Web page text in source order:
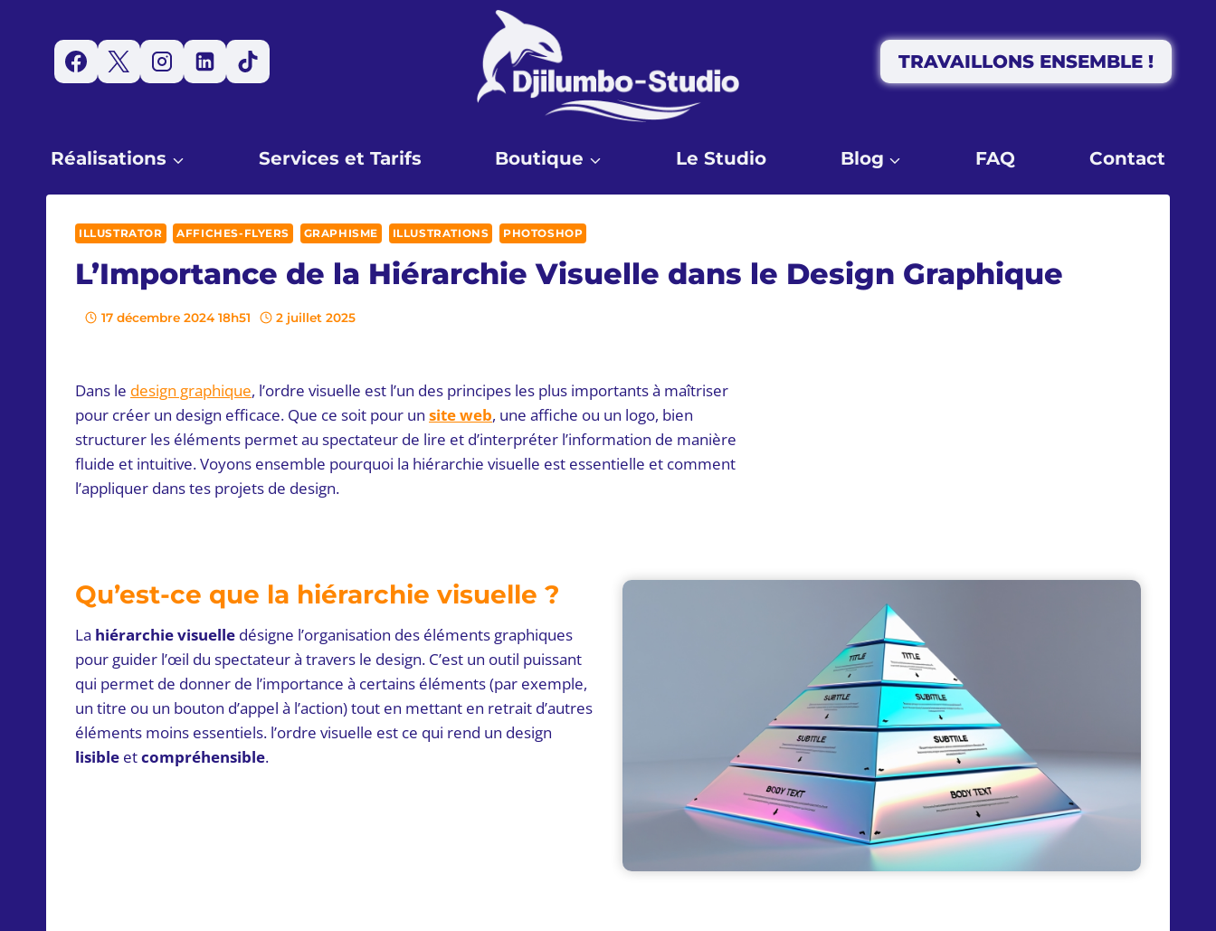
TRAVAILLONS ENSEMBLE !
Réalisations Services et Tarifs Boutique Le Studio Blog FAQ Contact
ILLUSTRATOR AFFICHES-FLYERS GRAPHISME ILLUSTRATIONS PHOTOSHOP
L’Importance de la Hiérarchie Visuelle dans le Design Graphique
17 décembre 2024 18h51 2 juillet 2025
Dans le design graphique, l’ordre visuelle est l’un des principes les plus importants à maîtriser
pour créer un design efficace. Que ce soit pour un site web, une affiche ou un logo, bien
structurer les éléments permet au spectateur de lire et d’interpréter l’information de manière
fluide et intuitive. Voyons ensemble pourquoi la hiérarchie visuelle est essentielle et comment
l’appliquer dans tes projets de design.
Qu’est-ce que la hiérarchie visuelle ?
La hiérarchie visuelle désigne l’organisation des éléments graphiques
pour guider l’œil du spectateur à travers le design. C’est un outil puissant
qui permet de donner de l’importance à certains éléments (par exemple,
un titre ou un bouton d’appel à l’action) tout en mettant en retrait d’autres
éléments moins essentiels. l’ordre visuelle est ce qui rend un design
lisible etcompréhensible.